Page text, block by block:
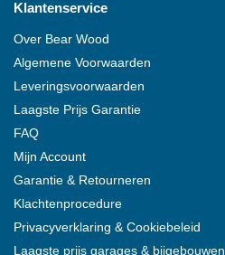
Klantenservice
Over Bear Wood
Algemene Voorwaarden
Leveringsvoorwaarden
Laagste Prijs Garantie
FAQ
Mijn Account
Garantie & Retourneren
Klachtenprocedure
Privacyverklaring & Cookiebeleid
Laagste prijs garages & bijgebouwen